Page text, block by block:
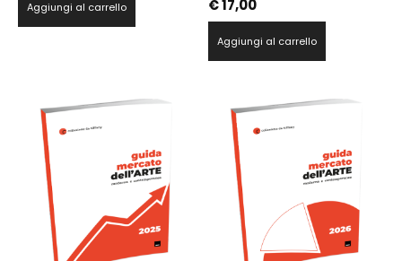
Aggiungi al carrello €17,00
Aggiungi al carrello